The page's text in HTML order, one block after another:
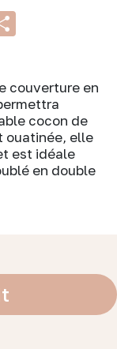
couverture en
cocon de
ouatinée, elle
est idéale
en double